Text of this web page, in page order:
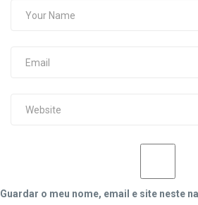
Guardar o meu nome, email e site neste